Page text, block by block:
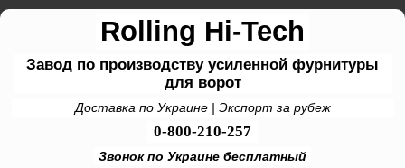
Rolling Hi-Tech
Завод по производству усиленной фурнитуры
для ворот
Доставка по Украине | Экспорт за рубеж
0-800-210-257
Звонок по Украине бесплатный